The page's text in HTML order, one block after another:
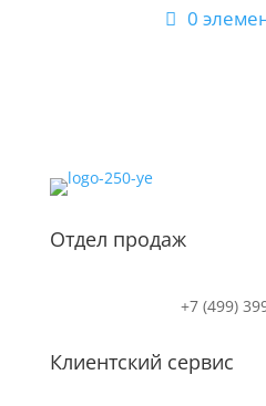
0
Отдел продаж
+7 (499)
Клиентский сервис